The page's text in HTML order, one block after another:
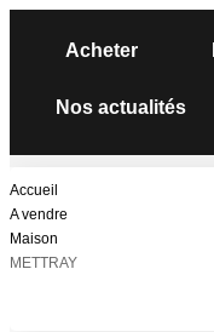
Acheter
Nos actualités
Accueil
A vendre
Maison
METTRAY